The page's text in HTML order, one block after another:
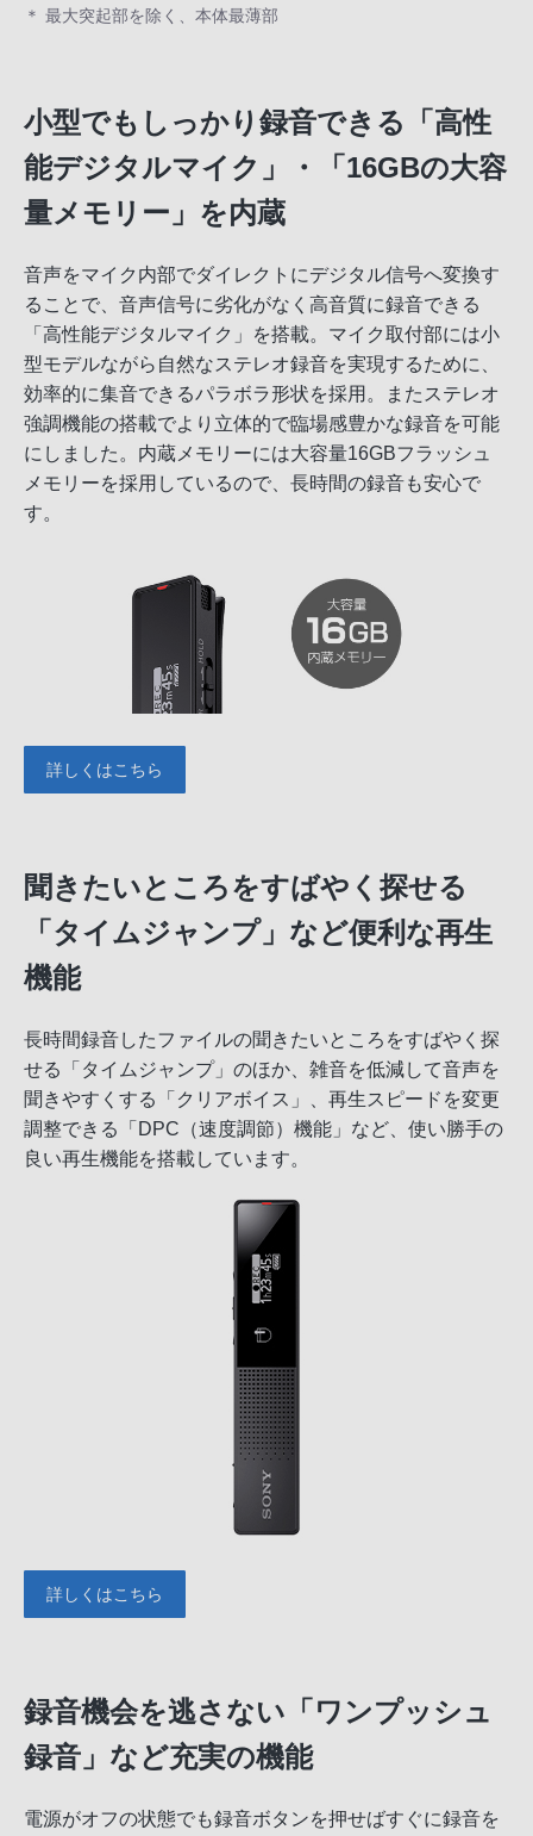
＊ 最大突起部を除く、本体最薄部
小型でもしっかり録音できる「高性
能デジタルマイク」・「16GBの大容
量メモリー」を内蔵
音声をマイク内部でダイレクトにデジタル信号へ変換す
ることで、音声信号に劣化がなく高音質に録音できる
「高性能デジタルマイク」を搭載。マイク取付部には小
型モデルながら自然なステレオ録音を実現するために、
効率的に集音できるパラボラ形状を採用。またステレオ
強調機能の搭載でより立体的で臨場感豊かな録音を可能
にしました。内蔵メモリーには大容量16GBフラッシュ
メモリーを採用しているので、長時間の録音も安心で
す。
詳しくはこちら
聞きたいところをすばやく探せる
「タイムジャンプ」など便利な再生
機能
長時間録音したファイルの聞きたいところをすばやく探
せる「タイムジャンプ」のほか、雑音を低減して音声を
聞きやすくする「クリアボイス」、再生スピードを変更
調整できる「DPC（速度調節）機能」など、使い勝手の
良い再生機能を搭載しています。
詳しくはこちら
録音機会を逃さない「ワンプッシュ
録音」など充実の機能
電源がオフの状態でも録音ボタンを押せばすぐに録音を